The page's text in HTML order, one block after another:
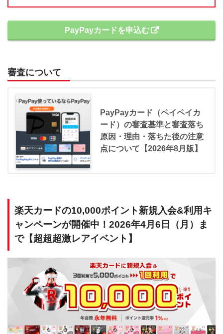
PayPayカードを申込む
審査について
PayPayカード（ペイペイカ
ード）の審査基準と審査落ち
原因・理由・落ちた後の注意
点について【2026年8月版】
楽天カードの10,000ポイント新規入会&利用キ
ャンペーンが開催中！2026年4月6日（月）ま
で【超超超激レアイベント】